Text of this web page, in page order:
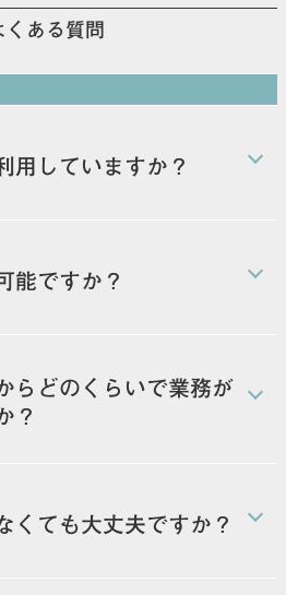
くある質問
用していますか？
能ですか？
らどのくらいで業務が
？
くても大丈夫ですか？